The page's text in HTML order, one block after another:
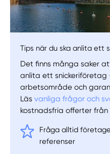
Tips när du ska anlita ett
Det finns många saker
anlita ett snickeriföretag
arbetsområde och
Läsvanliga frågor och
kostnadsfria offerter från
Fråga alltid
referenser